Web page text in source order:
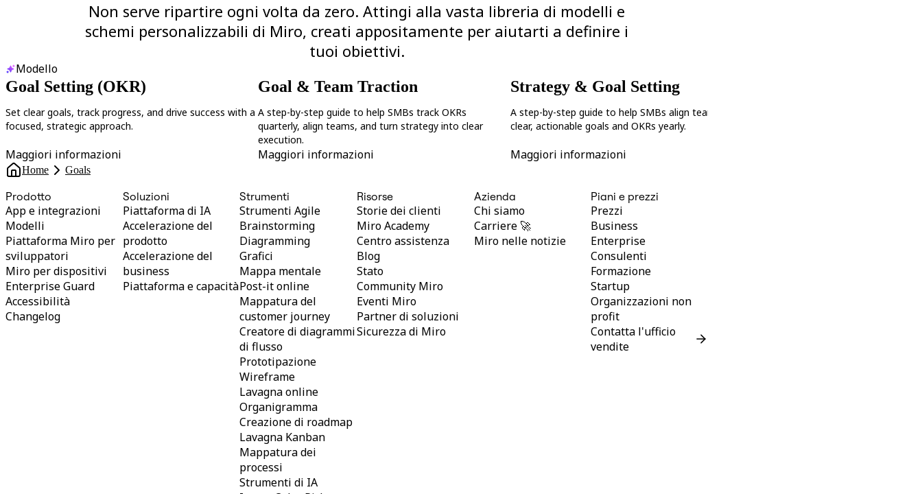
Non serve ripartire ogni volta da zero. Attingi alla vasta libreria di modelli e
schemi personalizzabili di Miro, creati appositamente per aiutarti a definire i
tuoi obiettivi.
Modello
Goal Setting (OKR)
Set clear goals, track progress, and drive success with a
focused, strategic approach.
Maggiori informazioni
Goal & Team Traction
A step-by-step guide to help SMBs track OKRs
quarterly, align teams, and turn strategy into clear
execution.
Maggiori informazioni
Strategy & Goal Setting
A step-by-step guide to help SMBs align teams and set
clear, actionable goals and OKRs yearly.
Maggiori informazioni
Home Goals
Prodotto
App e integrazioni
Modelli
Piattaforma Miro per
sviluppatori
Miro per dispositivi
Enterprise Guard
Accessibilità
Changelog
Soluzioni
Piattaforma di IA
Accelerazione del
prodotto
Accelerazione del
business
Piattaforma e capacità
Strumenti
Strumenti Agile
Brainstorming
Diagramming
Grafici
Mappa mentale
Post-it online
Mappatura del
customer journey
Creatore di diagrammi
di flusso
Prototipazione
Wireframe
Lavagna online
Organigramma
Creazione di roadmap
Lavagna Kanban
Mappatura dei
processi
Strumenti di IA
Risorse
Storie dei clienti
Miro Academy
Centro assistenza
Blog
Stato
Community Miro
Eventi Miro
Partner di soluzioni
Sicurezza di Miro
Azienda
Chi siamo
Carriere 🚀
Miro nelle notizie
Piani e prezzi
Prezzi
Business
Enterprise
Consulenti
Formazione
Startup
Organizzazioni non
profit
Contatta l'ufficio
vendite